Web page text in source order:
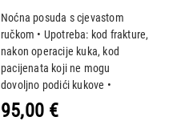
418x292x85 mm
Noćna posuda s cjevastom
ručkom • Upotreba: kod frakture,
nakon operacije kuka, kod
pacijenata koji ne mogu
dovoljno podići kukove •
Dimenzije: 418 x 292 x 85 mm •
Materijal: nehrđajući čelik AISI
95,00 €